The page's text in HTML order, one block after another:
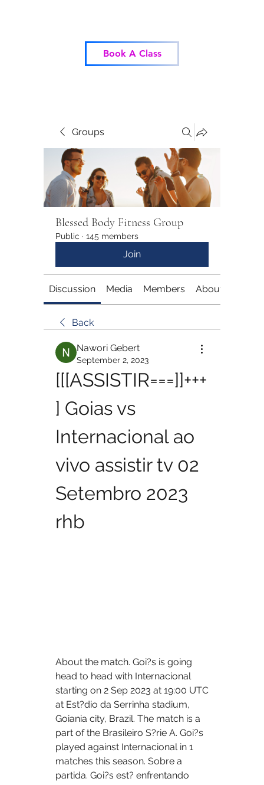
Book A Class
Groups
Blessed Body Fitness Group
Public · 145 members
Join
Discussion Media Members About
Back
Nawori Gebert
September 2, 2023
[[[ASSISTIR===]]+++
] Goias vs
Internacional ao
vivo assistir tv 02
Setembro 2023
rhb
About the match. Goi?s is going
head to head with Internacional
starting on 2 Sep 2023 at 19:00 UTC
at Est?dio da Serrinha stadium,
Goiania city, Brazil. The match is a
part of the Brasileiro S?rie A. Goi?s
played against Internacional in 1
matches this season. Sobre a
partida. Goi?s est? enfrentando